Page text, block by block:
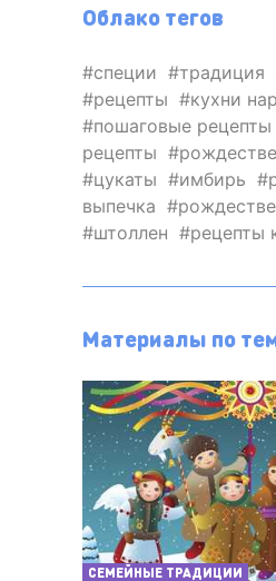
Облако тегов
специи традиция
рецепты
кухни
пошаговые рецепты
рецепты
цукаты
имбирь
выпечка
штоллен
рецепты
Материалы по
СЕМЕЙНЫЕ ТРАДИЦИИ